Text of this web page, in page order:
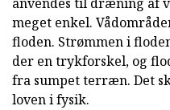
meget enkel.
floden. Strømmen i
der en trykforskel, og
fra sumpet terræn. Det
loven i fysik.